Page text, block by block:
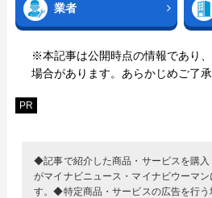
業者
※本記事は公開時点の情報であり
場合があります。あらかじめご了承
PR
◆記事で紹介した商品・サービスを購
がマイナビニュース・マイナビウーマ
す。◆特定商品・サービスの広告を行